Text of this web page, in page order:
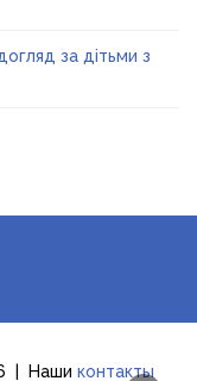
за дітьми з
| Наши контакты